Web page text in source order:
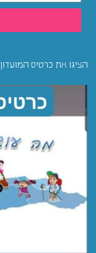
הציגו את כרטיס